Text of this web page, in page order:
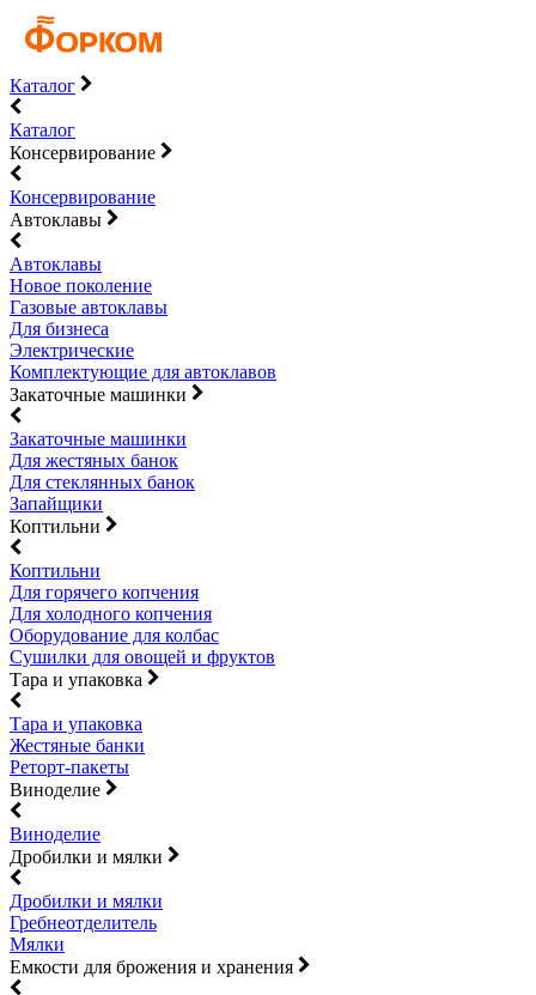
Каталог
Каталог
Консервирование
Консервирование
Автоклавы
Автоклавы
Новое поколение
Газовые автоклавы
Для бизнеса
Электрические
Комплектующие для автоклавов
Закаточные машинки
Закаточные машинки
Для жестяных банок
Для стеклянных банок
Запайщики
Коптильни
Коптильни
Для горячего копчения
Для холодного копчения
Оборудование для колбас
Сушилки для овощей и фруктов
Тара и упаковка
Тара и упаковка
Жестяные банки
Реторт-пакеты
Виноделие
Виноделие
Дробилки и мялки
Дробилки и мялки
Гребнеотделитель
Мялки
Емкости для брожения и хранения